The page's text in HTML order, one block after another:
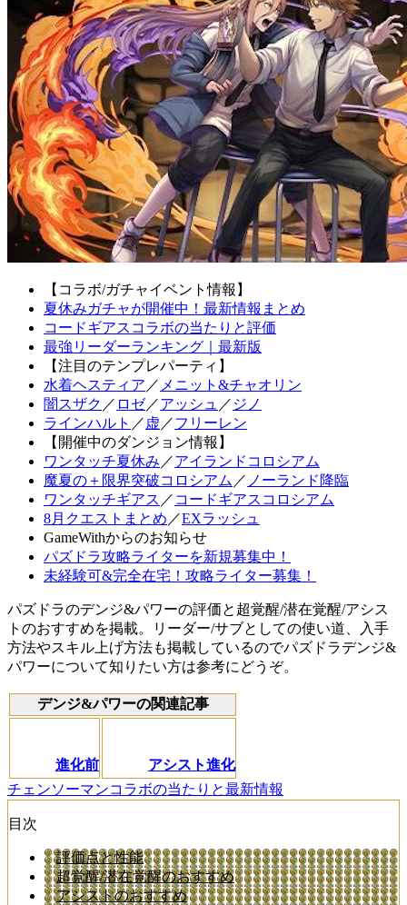
【コラボ/ガチャイベント情報】
夏休みガチャが開催中！最新情報まとめ
コードギアスコラボの当たりと評価
最強リーダーランキング｜最新版
【注目のテンプレパーティ】
水着ヘスティア ／ メニット&チャオリン
闇スザク ／ ロゼ／アッシュ ／ ジノ
ラインハルト ／ 虚 ／フリーレン
【開催中のダンジョン情報】
ワンタッチ夏休み ／アイランドコロシアム
魔夏の＋限界突破コロシアム ／ ノーランド降臨
ワンタッチギアス ／ コードギアスコロシアム
8月クエストまとめ ／EXラッシュ
GameWithからのお知らせ
パズドラ攻略ライターを新規募集中！
未経験可&完全在宅！攻略ライター募集！
パズドラのデンジ&パワーの評価と超覚醒/潜在覚醒/アシス
トのおすすめを掲載。リーダー/サブとしての使い道、入手
方法やスキル上げ方法も掲載しているのでパズドラデンジ&
パワーについて知りたい方は参考にどうぞ。
デンジ&パワーの関連記事
進化前
アシスト進化
チェンソーマンコラボの当たりと最新情報
目次
評価点と性能
超覚醒/潜在覚醒のおすすめ
アシストのおすすめ